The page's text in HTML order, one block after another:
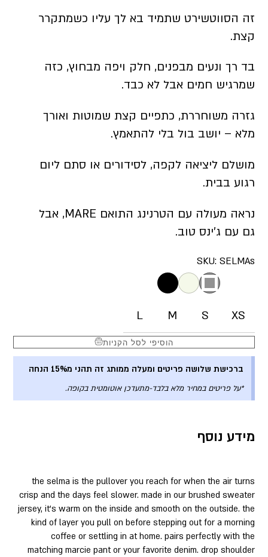
זה הסווטשירט שתמיד בא לך עליו כשמתקרר
קצת.
בד רך ונעים מבפנים, חלק ויפה מבחוץ, כזה
שמרגיש חמים אבל לא כבד.
גזרה משוחררת, כתפיים קצת שמוטות ואורך
מלא – יושב בול בלי להתאמץ.
מושלם ליציאה לקפה, לסידורים או סתם ליום
רגוע בבית.
נראה מעולה עם הטרנינג התואם MARE, אבל
גם עם ג’ינס טוב.
SKU: SELMAs
XS
S
M
L
הוסיפי לסל הקניות
ברכישת שלושה פריטים ומעלה ממותג זה תהני מ15% הנחה
*על פריטים במחיר מלא בלבד-מתעדכן אוטומטית בקופה.
מידע נוסף
the selma is the pullover you reach for when the air turns
crisp and the days feel slower. made in our brushed sweater
jersey, it’s warm on the inside and smooth on the outside. the
kind of layer you pull on before stepping out for a morning
coffee or settling in at home. pairs perfectly with the
matching marcie pant or your favorite denim. drop shoulder